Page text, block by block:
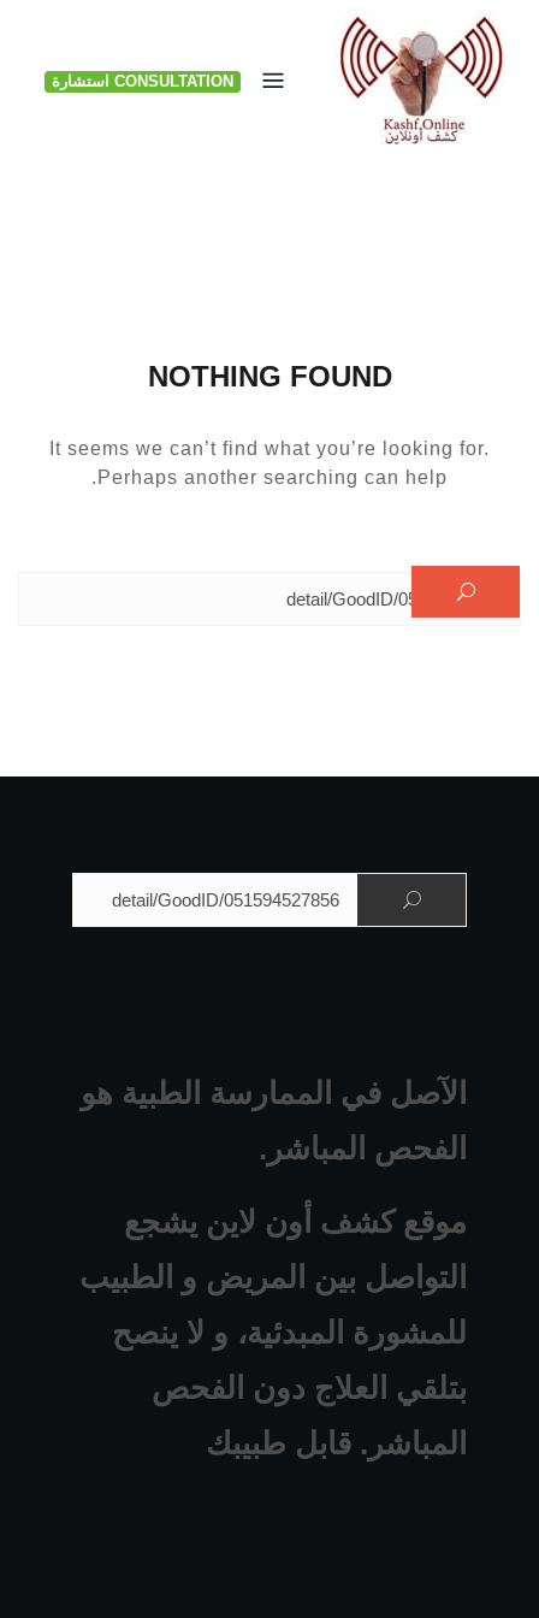
Skip
content
CONSULTATION استشارة
NOTHING FOUND
It seems we can’t find what you’re looking for.
Perhaps another searching can help.
البحث عن:
الآصل في الممارسة الطبية هو
الفحص المباشر.
موقع كشف أون لاين يشجع
التواصل بين المريض و الطبيب
للمشورة المبدئية، و لا ينصح
بتلقي العلاج دون الفحص
المباشر. قابل طبيبك